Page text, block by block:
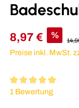
8,97 € %
Preise inkl. MwSt.
Durchschnittliche
1 Bewertung